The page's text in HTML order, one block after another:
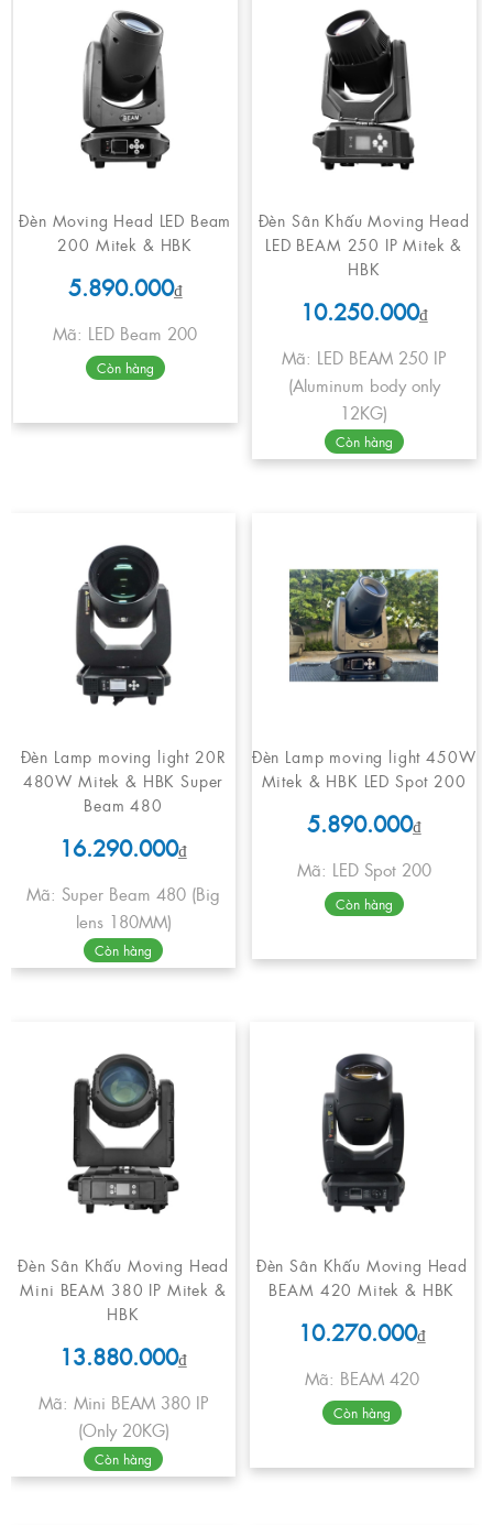
Đèn Moving Head LED Beam
200 Mitek & HBK
5.890.000₫
Mã: LED Beam 200
Còn hàng
Đèn Sân Khấu Moving Head
LED BEAM 250 IP Mitek &
HBK
10.250.000₫
Mã: LED BEAM 250 IP
(Aluminum body only
12KG)
Còn hàng
Đèn Lamp moving light 20R
480W Mitek & HBK Super
Beam 480
16.290.000₫
Mã: Super Beam 480 (Big
lens 180MM)
Còn hàng
Đèn Lamp moving light 450W
Mitek & HBK LED Spot 200
5.890.000₫
Mã: LED Spot 200
Còn hàng
Đèn Sân Khấu Moving Head
Mini BEAM 380 IP Mitek &
HBK
13.880.000₫
Mã: Mini BEAM 380 IP
(Only 20KG)
Còn hàng
Đèn Sân Khấu Moving Head
BEAM 420 Mitek & HBK
10.270.000₫
Mã: BEAM 420
Còn hàng